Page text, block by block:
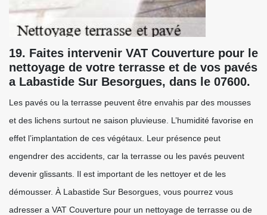
19. Faites intervenir VAT Couverture pour le
nettoyage de votre terrasse et de vos pavés
a Labastide Sur Besorgues, dans le 07600.
Les pavés ou la terrasse peuvent être envahis par des mousses
et des lichens surtout ne saison pluvieuse. L’humidité favorise en
effet l’implantation de ces végétaux. Leur présence peut
engendrer des accidents, car la terrasse ou les pavés peuvent
devenir glissants. Il est important de les nettoyer et de les
démousser. À Labastide Sur Besorgues, vous pourrez vous
adresser a VAT Couverture pour un nettoyage de terrasse ou de